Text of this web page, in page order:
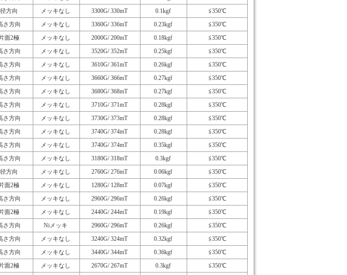
径方向 メッキなし 3300G/ 330mT 0.1kgf
≦350℃
さ方向 メッキなし 3360G/ 336mT 0.23kgf
≦350℃
片面2極 メッキなし 2000G/ 200mT 0.18kgf
≦350℃
さ方向 メッキなし 3520G/ 352mT 0.25kgf
≦350℃
さ方向 メッキなし 3610G/ 361mT 0.26kgf
≦350℃
さ方向 メッキなし 3660G/ 366mT 0.27kgf
≦350℃
さ方向 メッキなし 3680G/ 368mT 0.27kgf
≦350℃
さ方向 メッキなし 3710G/ 371mT 0.28kgf
≦350℃
さ方向 メッキなし 3730G/ 373mT 0.28kgf
≦350℃
さ方向 メッキなし 3740G/ 374mT 0.28kgf
≦350℃
さ方向 メッキなし 3740G/ 374mT 0.35kgf
≦350℃
さ方向 メッキなし 3180G/ 318mT 0.3kgf
≦350℃
径方向 メッキなし 2760G/ 276mT 0.06kgf
≦350℃
片面2極 メッキなし 1280G/ 128mT 0.07kgf
≦350℃
さ方向 メッキなし 2960G/ 296mT 0.26kgf
≦350℃
片面2極 メッキなし 2440G/ 244mT 0.19kgf
≦350℃
さ方向 Niメッキ 2960G/ 296mT 0.26kgf
≦350℃
さ方向 メッキなし 3240G/ 324mT 0.32kgf
≦350℃
さ方向 メッキなし 3440G/ 344mT 0.36kgf
≦350℃
片面2極 メッキなし 2670G/ 267mT 0.3kgf
≦350℃